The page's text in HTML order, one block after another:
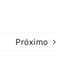
Próximo